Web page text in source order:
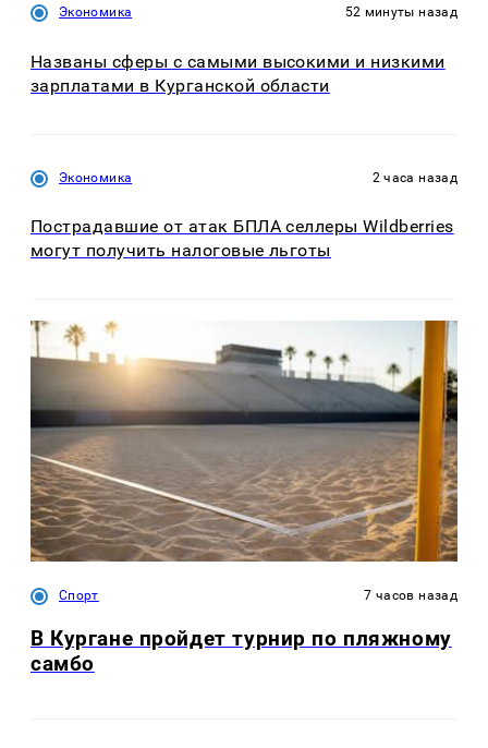
Экономика 52 минуты назад
Названы сферы с самыми высокими и низкими
зарплатами в Курганской области
Экономика 2 часа назад
Пострадавшие от атак БПЛА селлеры Wildberries
могут получить налоговые льготы
Спорт 7 часов назад
В Кургане пройдет турнир по пляжному
самбо